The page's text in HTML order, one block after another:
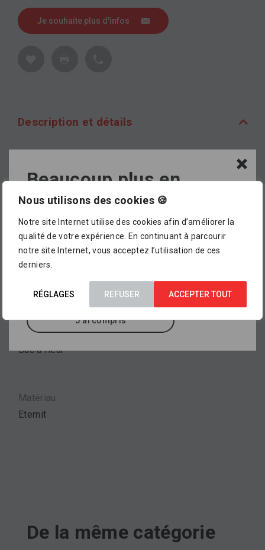
Nous utilisons des cookies 🍪
Notre site Internet utilise des cookies afin d’améliorer la
qualité de votre expérience. En continuant à parcourir
notre site Internet, vous acceptez l’utilisation de ces
derniers.
RÉGLAGES REFUSER ACCEPTER TOUT
Je souhaite plus d'infos
Description et détails
couleur nature, anthracite ou personnalisée, format
60 x 30 x 60 ou 60 x 60 x 60 cm.
Marque
Type de produit
Bac à fleur
Matériau
Eternit
De la même catégorie
Beaucoup plus en
magasin !
L’assortiment proposé dans notre catalogue en
ligne ne représente pour le moment qu’un petit
aperçu de ce que vous pourrez trouver dans
nos points de vente
milliers d’autres références.
J'ai compris